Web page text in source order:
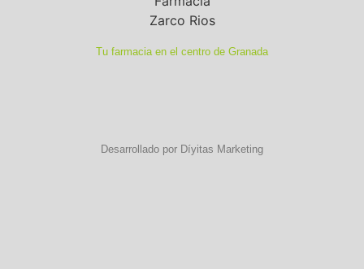
Tu farmacia en el centro de Granada
Desarrollado por Díyitas Marketing